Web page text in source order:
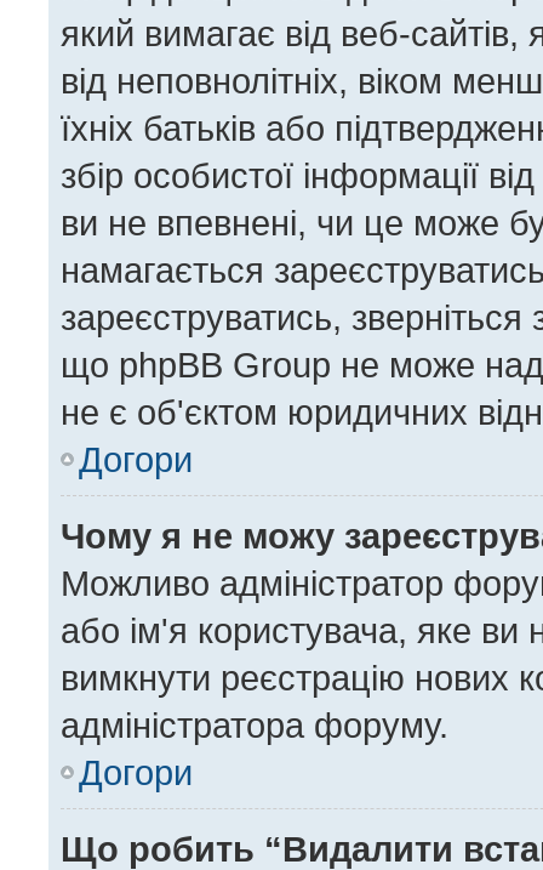
який вимагає від веб-
від неповнолітніх, віком
їхніх батьків або
збір особистої інформації
ви не впевнені, чи це може
намагається
зареєструватись,
що phpBB Group не може
не є об'єктом юридичних
Догори
Чому я не можу
Можливо адміністратор
або ім'я користувача, яке ви
вимкнути реєстрацію нових
адміністратора форуму.
Догори
Що робить “Видалити